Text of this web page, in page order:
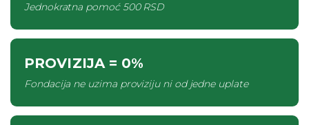
Jednokratna pomoć500 RSD
PROVIZIJA= 0%
Fondacija ne uzima proviziju ni od jedne uplate